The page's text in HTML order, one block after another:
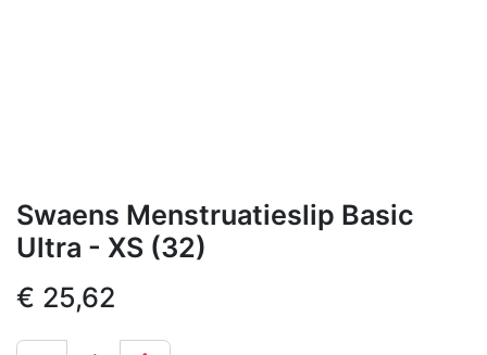
Swaens Menstruatieslip Basic
Ultra - XS (32)
€ 25,62